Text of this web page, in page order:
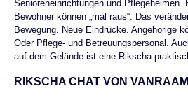
Senioreneinrichtungen und Pflegeheimen.
Bewohner können „mal raus“. Das
Bewegung. Neue Eindrücke. Angehörige
Oder Pflege- und Betreuungspersonal.
auf dem Gelände ist eine Rikscha
RIKSCHA CHAT VON VANRAAM